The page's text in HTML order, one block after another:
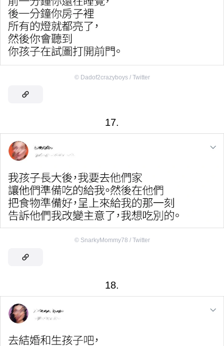
© Dadof2crazyboys / Twitter
17.
© SnarkyMommy78 / Twitter
18.